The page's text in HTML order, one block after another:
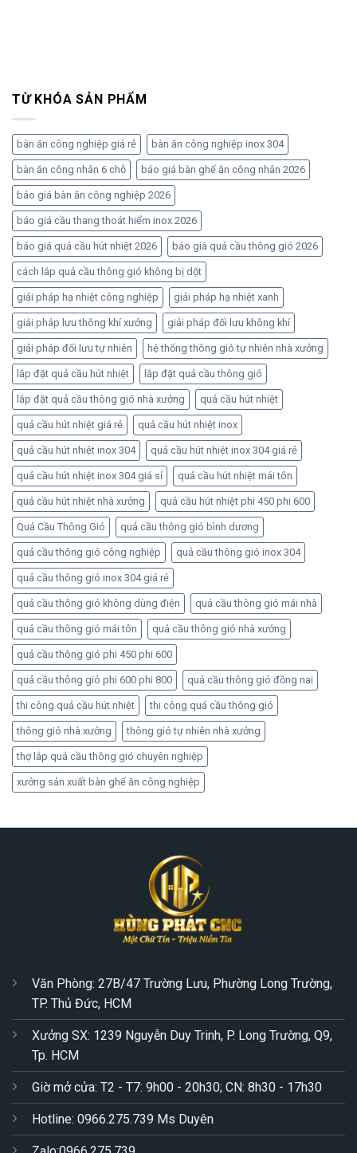
TỪ KHÓA SẢN PHẨM
bàn ăn công nghiệp giá rẻ bàn ăn công nghiệp inox 304
bàn ăn công nhân 6 chỗ báo giá bàn ghế ăn công nhân 2026
báo giá bàn ăn công nghiệp 2026
báo giá cầu thang thoát hiểm inox 2026
báo giá quả cầu hút nhiệt 2026 báo giá quả cầu thông gió 2026
cách lắp quả cầu thông gió không bị dột
giải pháp hạ nhiệt công nghiệp giải pháp hạ nhiệt xanh
giải pháp lưu thông khí xưởng giải pháp đối lưu không khí
giải pháp đối lưu tự nhiên hệ thống thông gió tự nhiên nhà xưởng
lắp đặt quả cầu hút nhiệt lắp đặt quả cầu thông gió
lắp đặt quả cầu thông gió nhà xưởng quả cầu hút nhiệt
quả cầu hút nhiệt giá rẻ quả cầu hút nhiệt inox
quả cầu hút nhiệt inox 304 quả cầu hút nhiệt inox 304 giá rẻ
quả cầu hút nhiệt inox 304 giá sỉ quả cầu hút nhiệt mái tôn
quả cầu hút nhiệt nhà xưởng quả cầu hút nhiệt phi 450 phi 600
Quả Cầu Thông Gió quả cầu thông gió bình dương
quả cầu thông gió công nghiệp quả cầu thông gió inox 304
quả cầu thông gió inox 304 giá rẻ
quả cầu thông gió không dùng điện quả cầu thông gió mái nhà
quả cầu thông gió mái tôn quả cầu thông gió nhà xưởng
quả cầu thông gió phi 450 phi 600
quả cầu thông gió phi 600 phi 800 quả cầu thông gió đồng nai
thi công quả cầu hút nhiệt thi công quả cầu thông gió
thông gió nhà xưởng thông gió tự nhiên nhà xưởng
thợ lắp quả cầu thông gió chuyên nghiệp
xưởng sản xuất bàn ghế ăn công nghiệp
Văn Phòng: 27B/47 Trường Lưu, Phường Long Trường,
TP. Thủ Đức, HCM
Xưởng SX: 1239 Nguyễn Duy Trinh, P. Long Trường, Q9,
Tp. HCM
Giờ mở cửa: T2 - T7: 9h00 - 20h30; CN: 8h30 - 17h30
Hotline: 0966.275.739 Ms Duyên